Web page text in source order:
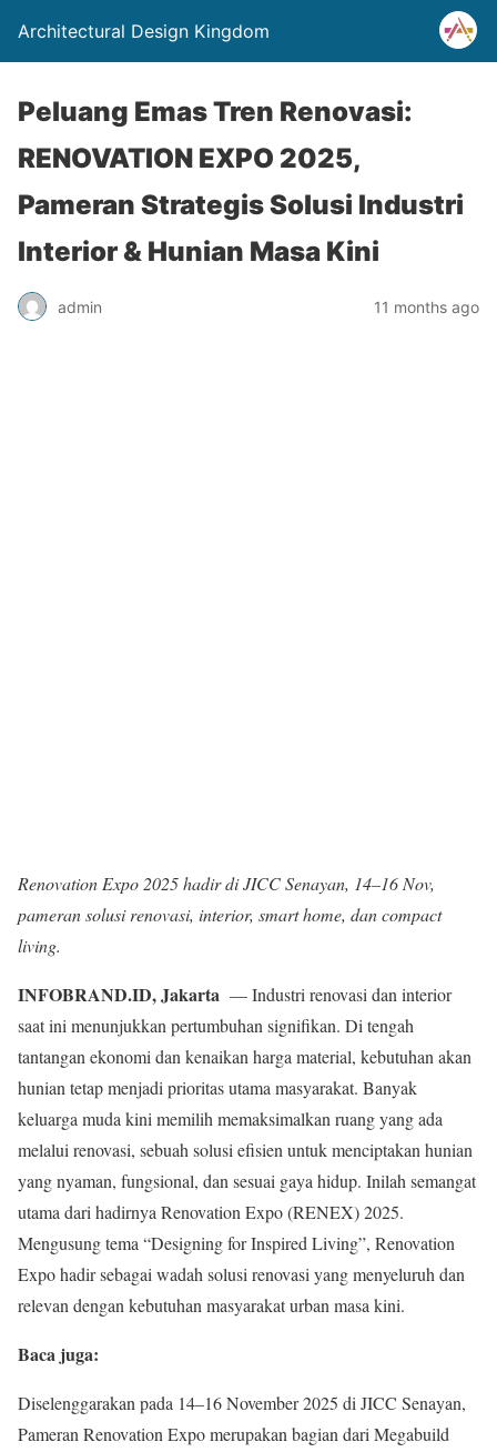
Architectural Design Kingdom
Peluang Emas Tren Renovasi:
RENOVATION EXPO 2025,
Pameran Strategis Solusi Industri
Interior & Hunian Masa Kini
admin 11 months ago
Renovation Expo 2025 hadir di JICC Senayan, 14–16 Nov,
pameran solusi renovasi, interior, smart home, dan compact
living.
INFOBRAND.ID, Jakarta — Industri renovasi dan interior
saat ini menunjukkan pertumbuhan signifikan. Di tengah
tantangan ekonomi dan kenaikan harga material, kebutuhan akan
hunian tetap menjadi prioritas utama masyarakat. Banyak
keluarga muda kini memilih memaksimalkan ruang yang ada
melalui renovasi, sebuah solusi efisien untuk menciptakan hunian
yang nyaman, fungsional, dan sesuai gaya hidup. Inilah semangat
utama dari hadirnya Renovation Expo (RENEX) 2025.
Mengusung tema “Designing for Inspired Living”, Renovation
Expo hadir sebagai wadah solusi renovasi yang menyeluruh dan
relevan dengan kebutuhan masyarakat urban masa kini.
Baca juga:
Diselenggarakan pada 14–16 November 2025 di JICC Senayan,
Pameran Renovation Expo merupakan bagian dari Megabuild